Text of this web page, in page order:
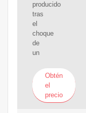
producido
tras
el
choque
de
un
Obtén
el
precio